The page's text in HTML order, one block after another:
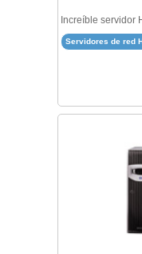
Increíble servidor
Servidores de red